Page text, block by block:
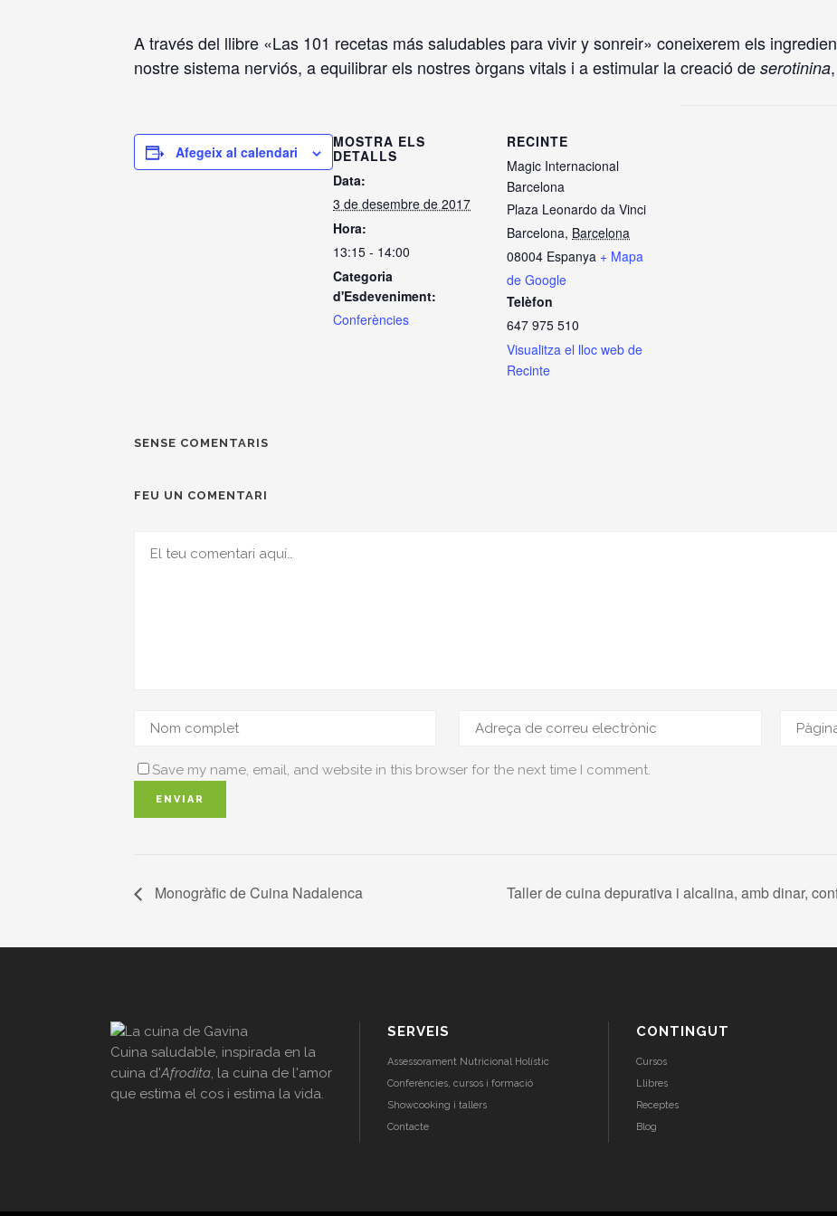
A través del llibre «Las 101 recetas más saludables para vivir y sonreir» coneixerem els
nostre sistema nerviós, a equilibrar els nostres òrgans vitals i a estimular la creació de serotinina
Afegeix al calendari
MOSTRA ELS
DETALLS
Data:
3 de desembre de 2017
Hora:
13:15 - 14:00
Categoria
d'Esdeveniment:
Conferències
RECINTE
Magic Internacional
Barcelona
Plaza Leonardo da Vinci
Barcelona, Barcelona
08004 Espanya + Mapa
de Google
Telèfon
647 975 510
Visualitza el lloc web de
Recinte
SENSE COMENTARIS
FEU UN COMENTARI
Save my name, email, and website in this browser for the next time I comment.
Monogràfic de Cuina Nadalenca Taller de cuina depurativa i alcalina, amb dinar,
Cuina saludable, inspirada en la
cuina d'Afrodita, la cuina de l'amor
que estima el cos i estima la vida.
SERVEIS
Assessorament Nutricional Holístic
Conferències, cursos i formació
Showcooking i tallers
Contacte
CONTINGUT
Cursos
Llibres
Receptes
Blog